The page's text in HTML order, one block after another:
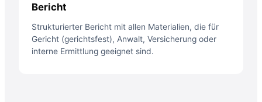
Bericht
Strukturierter Bericht mit allen Materialien, die für
Gericht (gerichtsfest), Anwalt, Versicherung oder
interne Ermittlung geeignet sind.